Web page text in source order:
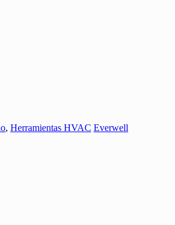
, Herramientas HVAC Everwell